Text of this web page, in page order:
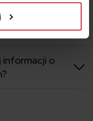
kartę
informacji o